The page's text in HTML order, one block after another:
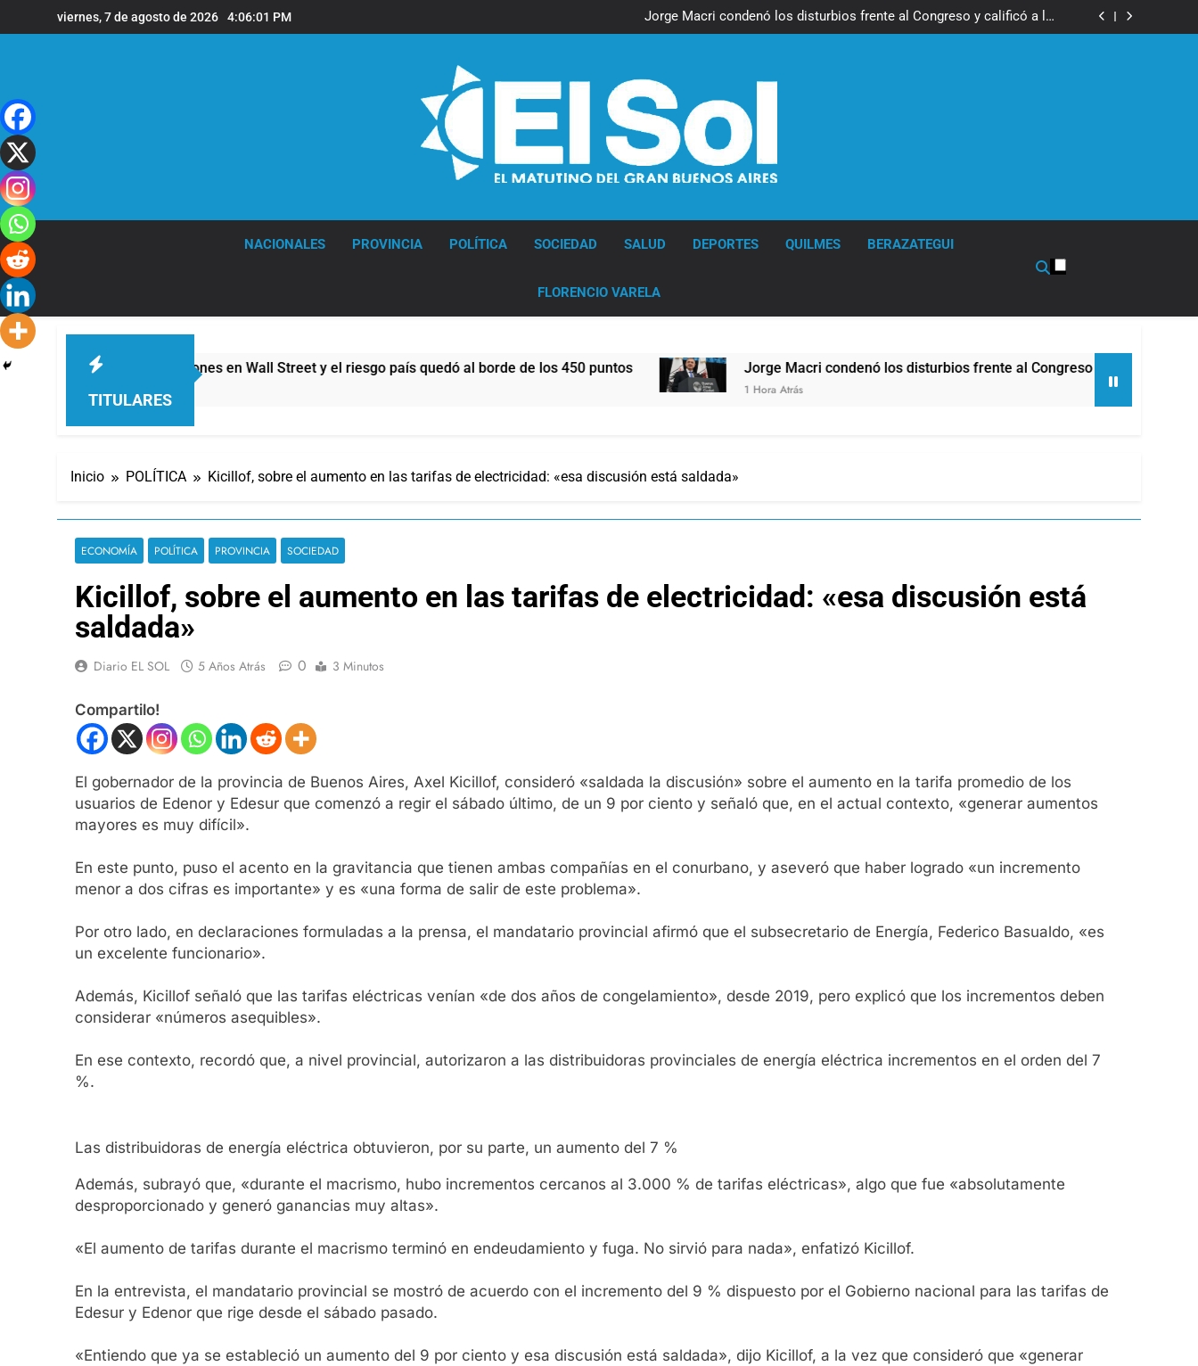
al
viernes, 7 de agosto de 2026 4:06:02 PM
en Wall Street y el riesgo país quedó al borde de los 450 puntos
Jorge Macri condenó los disturbios frente al Congreso y calificó a los
responsables como «delincuentes anarquistas»
Día Internacional de la Cerveza: los tres secretos para servirla
en Wall Street y el riesgo país quedó al borde de los 450 puntos
Jorge Macri condenó los disturbios frente al Congreso y calificó a los
Día Internacional de la Cerveza: los tres secretos para servirla
El frío polar se instala en Buenos Aires: mejora el tiempo y llegan las
NACIONALES PROVINCIA POLÍTICA SOCIEDAD SALUD DEPORTES QUILMES BERAZATEGUI
FLORENCIO VARELA
TITULARES
cayeron las acciones en Wall Street y el riesgo país quedó al borde de los 450 puntos Jorge Macri condenó los disturbios frente al Congreso y calificó a los
1 Hora Atrás
Inicio POLÍTICA Kicillof, sobre el aumento en las tarifas de electricidad: «esa discusión está saldada»
ECONOMÍA POLÍTICA PROVINCIA SOCIEDAD
Kicillof, sobre el aumento en las tarifas de electricidad: «esa discusión está
saldada»
Diario EL SOL 5 Años Atrás 0 3 Minutos
Compartilo!
El gobernador de la provincia de Buenos Aires, Axel Kicillof, consideró «saldada la discusión» sobre el aumento en la tarifa promedio de los
usuarios de Edenor y Edesur que comenzó a regir el sábado último, de un 9 por ciento y señaló que, en el actual contexto, «generar aumentos
mayores es muy difícil».
En este punto, puso el acento en la gravitancia que tienen ambas compañías en el conurbano, y aseveró que haber logrado «un incremento
menor a dos cifras es importante» y es «una forma de salir de este problema».
Por otro lado, en declaraciones formuladas a la prensa, el mandatario provincial afirmó que el subsecretario de Energía, Federico Basualdo, «es
un excelente funcionario».
Además, Kicillof señaló que las tarifas eléctricas venían «de dos años de congelamiento», desde 2019, pero explicó que los incrementos deben
considerar «números asequibles».
En ese contexto, recordó que, a nivel provincial, autorizaron a las distribuidoras provinciales de energía eléctrica incrementos en el orden del 7
%.
Las distribuidoras de energía eléctrica obtuvieron, por su parte, un aumento del 7 %
Además, subrayó que, «durante el macrismo, hubo incrementos cercanos al 3.000 % de tarifas eléctricas», algo que fue «absolutamente
desproporcionado y generó ganancias muy altas».
«El aumento de tarifas durante el macrismo terminó en endeudamiento y fuga. No sirvió para nada», enfatizó Kicillof.
En la entrevista, el mandatario provincial se mostró de acuerdo con el incremento del 9 % dispuesto por el Gobierno nacional para las tarifas de
Edesur y Edenor que rige desde el sábado pasado.
«Entiendo que ya se estableció un aumento del 9 por ciento y esa discusión está saldada», dijo Kicillof, a la vez que consideró que «generar